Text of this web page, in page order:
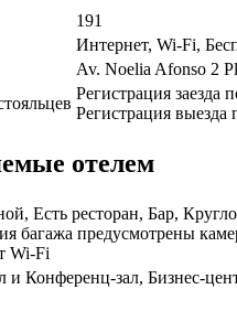
191
Интернет, Wi-Fi,
Av. Noelia Afonso 2
Регистрация заезда
Регистрация выезда
отелем
Есть ресторан, Бар,
багажа предусмотрены
Wi-Fi
и Конференц-зал, Бизнес-